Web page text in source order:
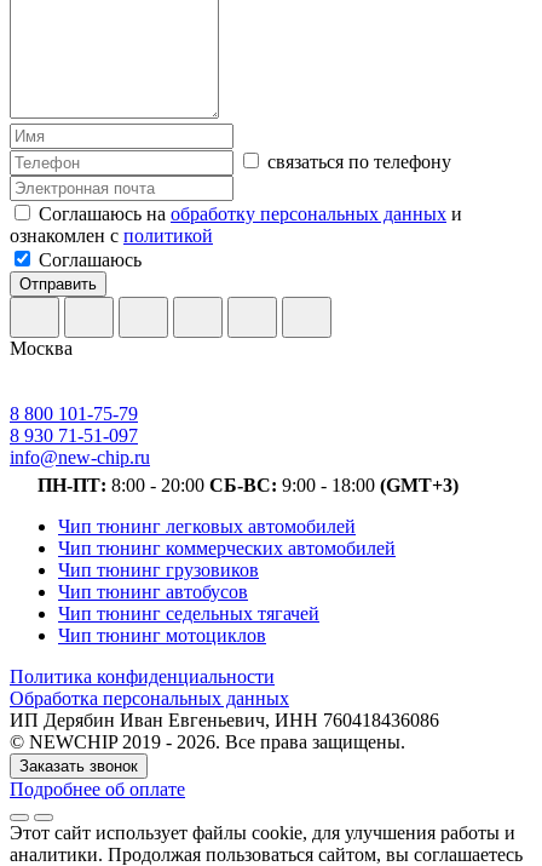
связаться по телефону
Соглашаюсь на обработку персональных данных и
ознакомлен с политикой
Соглашаюсь
Отправить
Москва
8 800 101-75-79
8 930 71-51-097
info@new-chip.ru
ПН-ПТ: 8:00 - 20:00 СБ-ВС: 9:00 - 18:00 (GMT+3)
Чип тюнинг легковых автомобилей
Чип тюнинг коммерческих автомобилей
Чип тюнинг грузовиков
Чип тюнинг автобусов
Чип тюнинг седельных тягачей
Чип тюнинг мотоциклов
Политика конфиденциальности
Обработка персональных данных
ИП Дерябин Иван Евгеньевич, ИНН 760418436086
© NEWCHIP 2019 - 2026. Все права защищены.
Заказать звонок
Подробнее об оплате
Этот сайт использует файлы cookie, для улучшения работы и
аналитики. Продолжая пользоваться сайтом, вы соглашаетесь